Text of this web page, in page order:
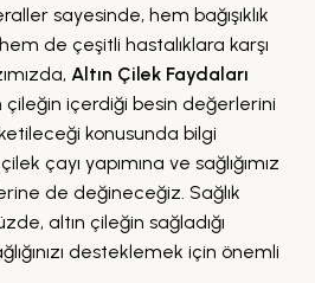
sayesinde, hem bağışıklık
de çeşitli hastalıklara karşı
Altın Çilek Faydaları
içerdiği besin değerlerini
konusunda bilgi
çayı yapımına ve sağlığımız
de değineceğiz. Sağlık
altın çileğin sağladığı
desteklemek için önemli